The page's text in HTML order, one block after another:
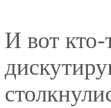
И вот